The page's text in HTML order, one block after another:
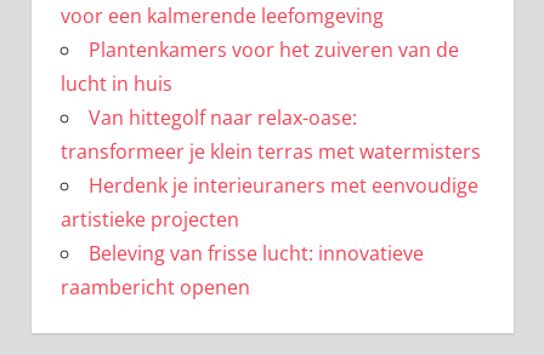
voor een kalmerende leefomgeving
Plantenkamers voor het zuiveren van de
lucht in huis
Van hittegolf naar relax-oase:
transformeer je klein terras met watermisters
Herdenk je interieuraners met eenvoudige
artistieke projecten
Beleving van frisse lucht: innovatieve
raambericht openen